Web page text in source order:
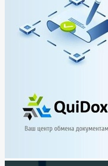
Новости
Ирина 24.12.2020 No